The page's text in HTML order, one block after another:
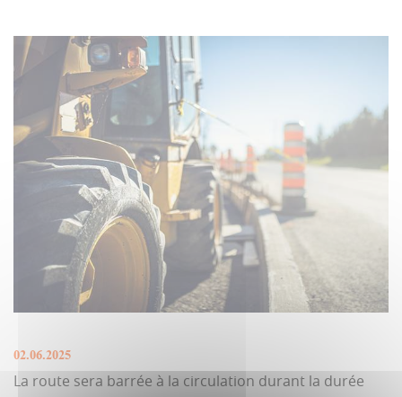
02.06.2025
La route sera barrée à la circulation durant la durée